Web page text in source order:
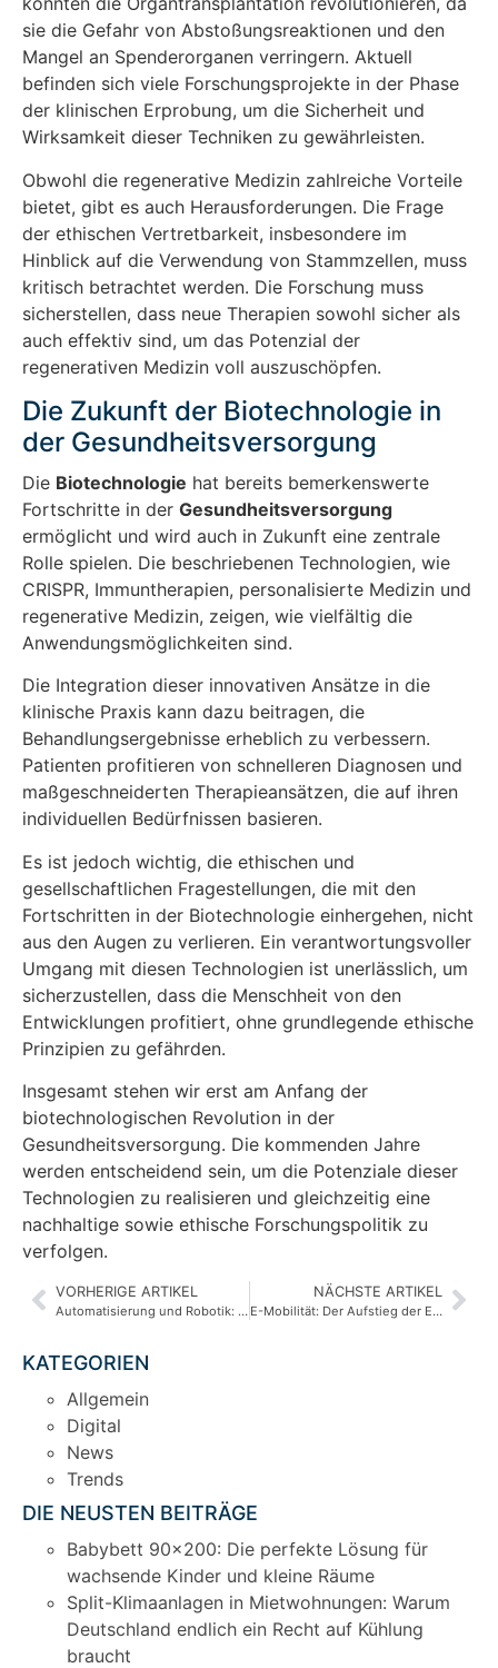
sie die Gefahr von Abstoßungsreaktionen und den
Mangel an Spenderorganen verringern. Aktuell
befinden sich viele Forschungsprojekte in der Phase
der klinischen Erprobung, um die Sicherheit und
Wirksamkeit dieser Techniken zu gewährleisten.
Obwohl die regenerative Medizin zahlreiche Vorteile
bietet, gibt es auch Herausforderungen. Die Frage
der ethischen Vertretbarkeit, insbesondere im
Hinblick auf die Verwendung von Stammzellen, muss
kritisch betrachtet werden. Die Forschung muss
sicherstellen, dass neue Therapien sowohl sicher als
auch effektiv sind, um das Potenzial der
regenerativen Medizin voll auszuschöpfen.
Die Zukunft der Biotechnologie in
der Gesundheitsversorgung
Die Biotechnologie hat bereits bemerkenswerte
Fortschritte in der Gesundheitsversorgung
ermöglicht und wird auch in Zukunft eine zentrale
Rolle spielen. Die beschriebenen Technologien, wie
CRISPR, Immuntherapien, personalisierte Medizin und
regenerative Medizin, zeigen, wie vielfältig die
Anwendungsmöglichkeiten sind.
Die Integration dieser innovativen Ansätze in die
klinische Praxis kann dazu beitragen, die
Behandlungsergebnisse erheblich zu verbessern.
Patienten profitieren von schnelleren Diagnosen und
maßgeschneiderten Therapieansätzen, die auf ihren
individuellen Bedürfnissen basieren.
Es ist jedoch wichtig, die ethischen und
gesellschaftlichen Fragestellungen, die mit den
Fortschritten in der Biotechnologie einhergehen, nicht
aus den Augen zu verlieren. Ein verantwortungsvoller
Umgang mit diesen Technologien ist unerlässlich, um
sicherzustellen, dass die Menschheit von den
Entwicklungen profitiert, ohne grundlegende ethische
Prinzipien zu gefährden.
Insgesamt stehen wir erst am Anfang der
biotechnologischen Revolution in der
Gesundheitsversorgung. Die kommenden Jahre
werden entscheidend sein, um die Potenziale dieser
Technologien zu realisieren und gleichzeitig eine
nachhaltige sowie ethische Forschungspolitik zu
verfolgen.
VORHERIGE ARTIKEL
Automatisierung und Robotik: Effizienzsteigerung in der Industrie
NÄCHSTE ARTIKEL
E-Mobilität: Der Aufstieg der Elektrofahrzeuge
KATEGORIEN
Allgemein
Digital
News
Trends
DIE NEUSTEN BEITRÄGE
Babybett 90×200: Die perfekte Lösung für
wachsende Kinder und kleine Räume
Split-Klimaanlagen in Mietwohnungen: Warum
Deutschland endlich ein Recht auf Kühlung
braucht